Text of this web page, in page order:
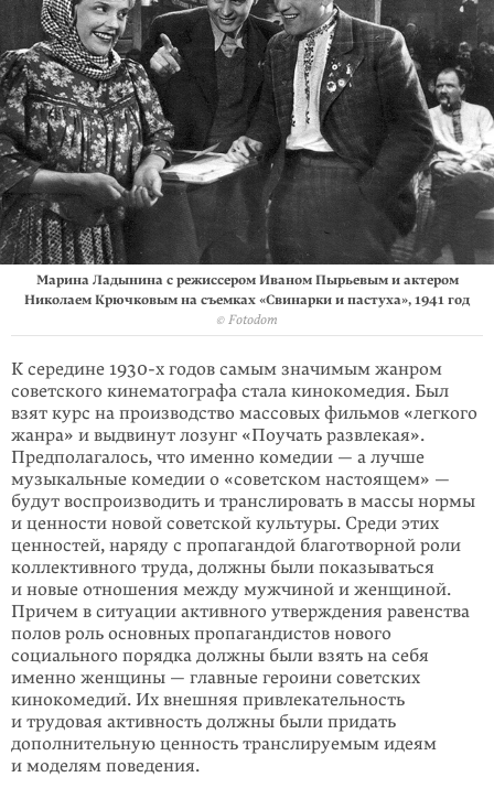
Марина Ладынина с режиссером Иваном Пырьевым и актером
Николаем Крючковым на съемках «Свинарки и пастуха», 1941 год
© Fotodom
К середине 1930-х годов самым значимым жанром
советского кинематографа стала кинокомедия. Был
взят курс на производство массовых фильмов «легкого
жанра» и выдвинут лозунг «Поучать развлекая».
Предполагалось, что именно комедии — а лучше
музыкальные комедии о «советском настоящем» —
будут воспроизводить и транслировать в массы нормы
и ценности новой советской культуры. Среди этих
ценностей, наряду с пропагандой благотворной роли
коллективного труда, должны были показываться
и новые отношения между мужчиной и женщиной.
Причем в ситуации активного утверждения равенства
полов роль основных пропагандистов нового
социального порядка должны были взять на себя
именно женщины — главные героини советских
кинокомедий. Их внешняя привлекательность
и трудовая активность должны были придать
дополнительную ценность транслируемым идеям
и моделям поведения.